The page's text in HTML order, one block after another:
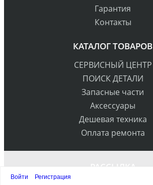
Гарантия
Контакты
КАТАЛОГ ТОВАРОВ
СЕРВИСНЫЙ ЦЕНТР
ПОИСК ДЕТАЛИ
Запасные части
Аксессуары
Дешевая техника
Оплата ремонта
Войти
Регистрация